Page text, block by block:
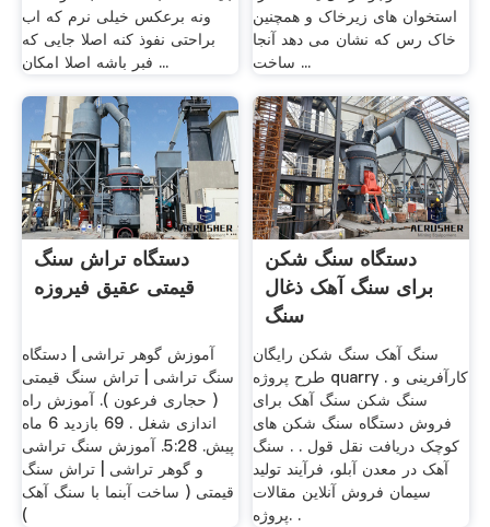
ونه برعکس خیلی نرم که اب
براحتی نفوذ کنه اصلا جایی که
فبر باشه اصلا امکان ...
استخوان های زیرخاک و همچنین
خاک رس که نشان می دهد آنجا
ساخت ...
دستگاه تراش سنگ
قیمتی عقیق فیروزه
آموزش گوهر تراشی | دستگاه
سنگ تراشی | تراش سنگ قیمتی
( حجاری فرعون ). آموزش راه
اندازی شغل . 69 بازدید 6 ماه
پیش. 5:28. آموزش سنگ تراشی
و گوهر تراشی | تراش سنگ
قیمتی ( ساخت آبنما با سنگ آهک
)
دستگاه سنگ شکن
برای سنگ آهک ذغال
سنگ
سنگ آهک سنگ شکن رایگان
طرح پروژه quarry کارآفرینی و .
سنگ شکن سنگ آهک برای
فروش دستگاه سنگ شکن های
کوچک دریافت نقل قول . . سنگ
آهک در معدن آبلو، فرآیند تولید
سیمان فروش آنلاین مقالات
پروژه. .